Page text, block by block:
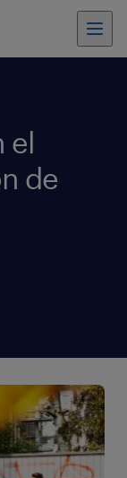
el
de